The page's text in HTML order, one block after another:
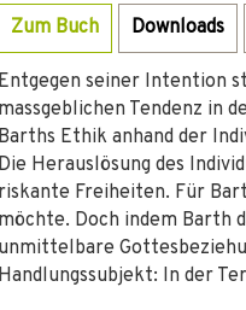
Zum Buch Downloads
Entgegen seiner Intention
massgeblichen Tendenz in
Barths Ethik anhand der
Die Herauslösung des
riskante Freiheiten. Für
möchte. Doch indem Barth
unmittelbare
Handlungssubjekt: In der